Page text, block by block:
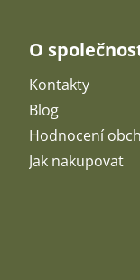
O
Kontakty
Blog
Hodnocení
Jak nakupovat